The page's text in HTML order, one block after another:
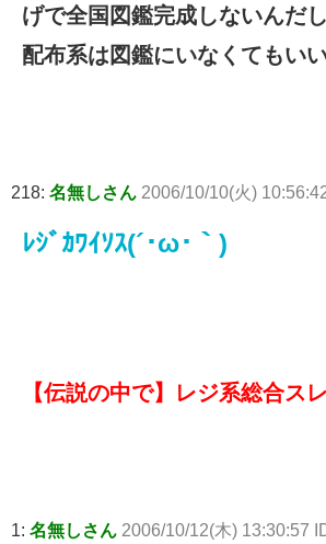
げで全国図鑑完成しないんだし
配布系は図鑑にいなくてもいい
218: 名無しさん 2006/10/10(火)
ﾚｼﾞｶﾜｲｿｽ(´･ω･｀)
【伝説の中で】レジ系総合ス
1: 名無しさん 2006/10/12(木) 13:30:57